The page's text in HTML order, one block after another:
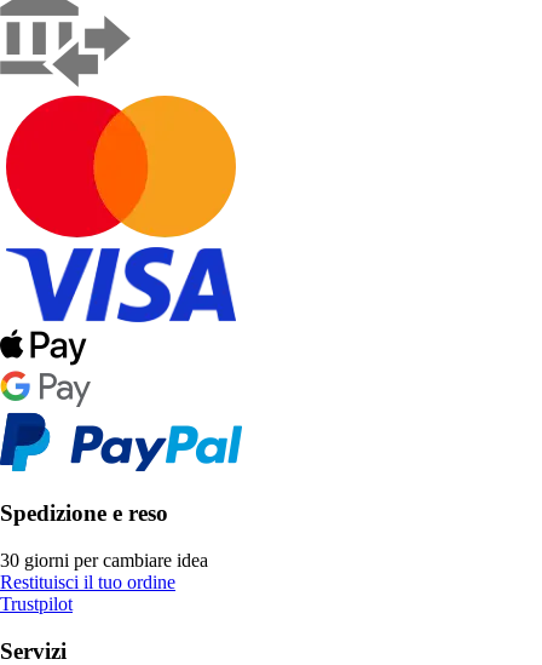
Spedizione e reso
30 giorni per cambiare idea
Restituisci il tuo ordine
Trustpilot
Servizi